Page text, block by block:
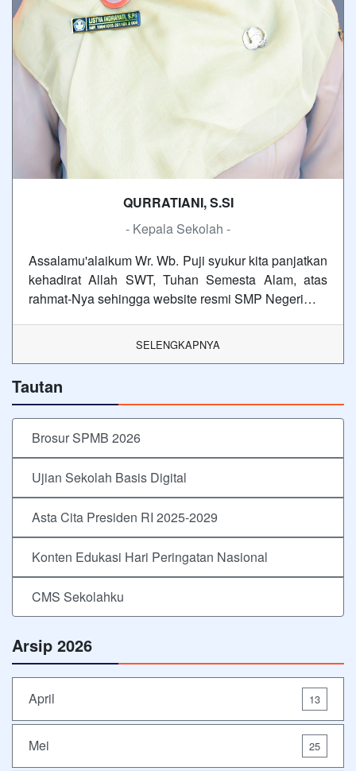
QURRATIANI, S.SI
- Kepala Sekolah -
Assalamu'alaikum Wr. Wb. Puji syukur kita panjatkan
kehadirat Allah SWT, Tuhan Semesta Alam, atas
rahmat-Nya sehingga website resmi SMP Negeri…
SELENGKAPNYA
Tautan
Brosur SPMB 2026
Ujian Sekolah Basis Digital
Asta Cita Presiden RI 2025-2029
Konten Edukasi Hari Peringatan Nasional
CMS Sekolahku
Arsip 2026
April 13
Mei 25